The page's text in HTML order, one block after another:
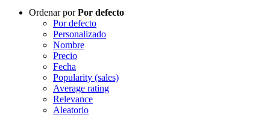
Ordenar porPor defecto
Por defecto
Personalizado
Nombre
Precio
Fecha
Popularity (sales)
Average rating
Relevance
Aleatorio